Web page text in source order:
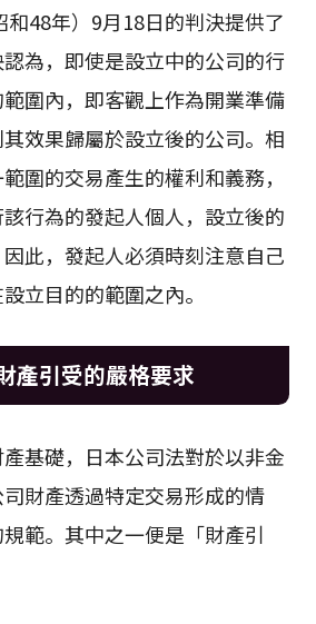
48年）9月18日的判決提供了
為，即使是設立中的公司的行
圍內，即客觀上作為開業準備
效果歸屬於設立後的公司。相
圍的交易產生的權利和義務，
行為的發起人個人，設立後的
此，發起人必須時刻注意自己
立目的的範圍之內。
產引受的嚴格要求
基礎，日本公司法對於以非金
財產透過特定交易形成的情
範。其中之一便是「財產引